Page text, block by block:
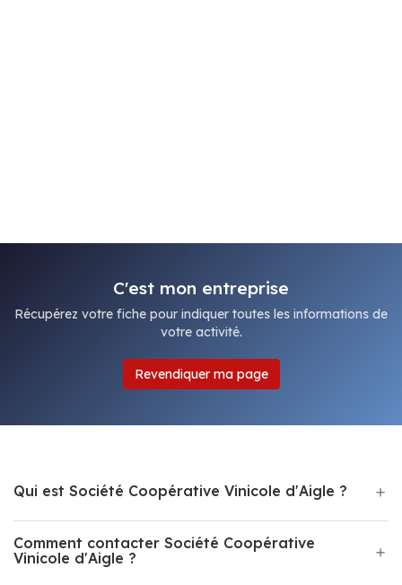
C'est mon entreprise
Récupérez votre fiche pour indiquer toutes les informations de
votre activité.
Revendiquer ma page
Qui est Société Coopérative Vinicole d'Aigle ?
Comment contacter Société Coopérative
Vinicole d'Aigle ?